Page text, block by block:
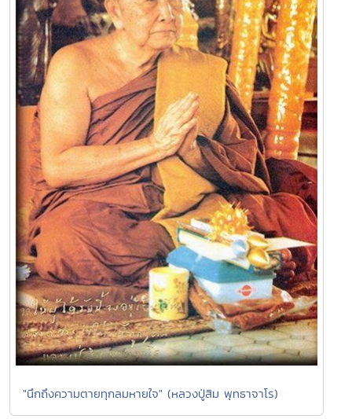
"นึกถึงความตายทุกลมหายใจ" (หลวงปู่สิม พุทธาจาโร)